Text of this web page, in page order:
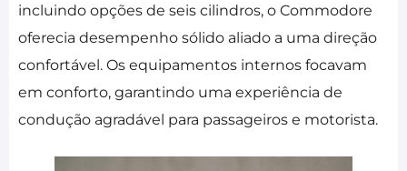
incluindo opções de seis cilindros, o Commodore
oferecia desempenho sólido aliado a uma direção
confortável. Os equipamentos internos focavam
em conforto, garantindo uma experiência de
condução agradável para passageiros e motorista.